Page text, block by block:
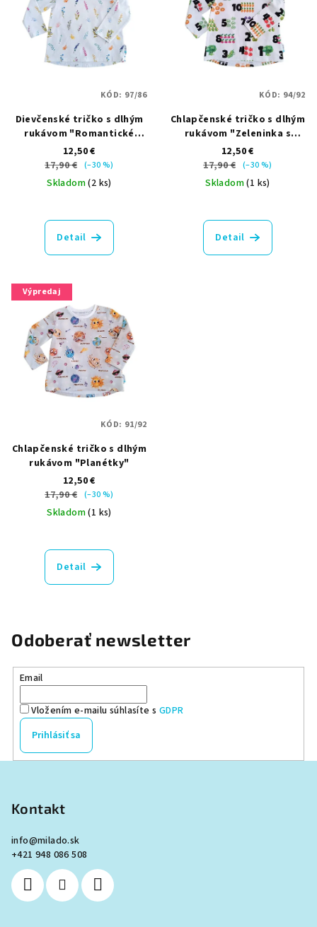
Dievčenské tričko s dlhým
rukávom "Romantické
kvety"
12,50 €
17,90 € (–30 %)
Skladom(2 ks)
Detail
KÓD: 97/86
Chlapčenské tričko s dlhým
rukávom "Zeleninka s
číslami"
12,50 €
17,90 € (–30 %)
Skladom(1 ks)
Detail
KÓD: 94/92
Výpredaj
Chlapčenské tričko s dlhým
rukávom "Planétky"
12,50 €
17,90 € (–30 %)
Skladom(1 ks)
Detail
KÓD: 91/92
Odoberať newsletter
Email
Vložením e-mailu súhlasíte s GDPR
Prihlásiť sa
Kontakt
info@milado.sk
+421 948 086 508